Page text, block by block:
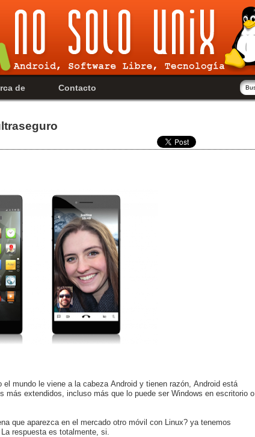
de Contacto
mundo le viene a la cabeza Android y tienen razón, Android está
extendidos, incluso más que lo puede ser Windows en escritorio o
que aparezca en el mercado otro móvil con Linux? ya tenemos
respuesta es totalmente, si.